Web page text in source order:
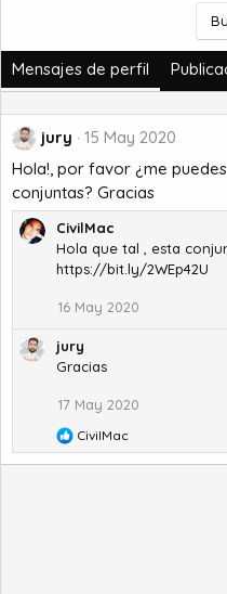
Mensajes de perfil
jury
15 May 2020
Hola!, por favor ¿me
conjuntas? Gracias
CivilMac
Hola que tal , esta
https://bit.ly/2WEp42U
16 May 2020
jury
Gracias
17 May 2020
R
e
CivilMac